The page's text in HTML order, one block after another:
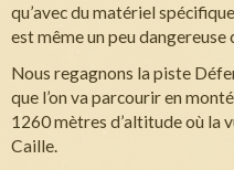
qu’avec du matériel
est même un peu dangereuse
Nous regagnons la piste
que l’on va parcourir en
1260 mètres d’altitude où la
Caille.